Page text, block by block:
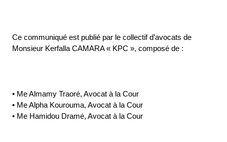
Ce communiqué est publié par le collectif d’avocats de
Monsieur Kerfalla CAMARA « KPC », composé de :
• Me Almamy Traoré, Avocat à la Cour
• Me Alpha Kourouma, Avocat à la Cour
• Me Hamidou Dramé, Avocat à la Cour